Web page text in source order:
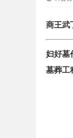
商王武
妇好墓
墓葬工